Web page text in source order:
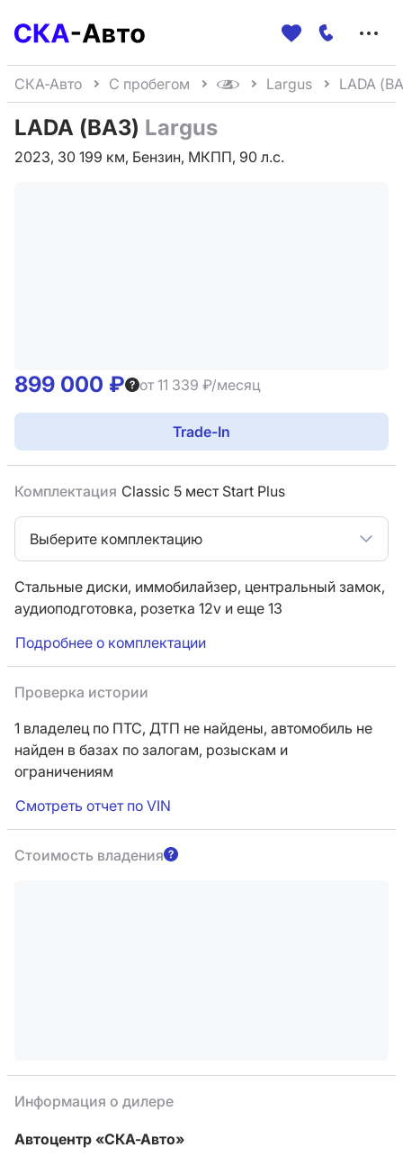
СКА-Авто С пробегом Largus LADA
LADA (ВАЗ) Largus
2023, 30 199 км, Бензин, МКПП, 90 л.с.
899 000 ₽ от 11 339 ₽/месяц
Trade-In
Комплектация Classic 5 мест Start Plus
Выберите комплектацию
Стальные диски, иммобилайзер, центральный замок,
аудиоподготовка, розетка 12v и еще 13
Подробнее о комплектации
Проверка истории
1 владелец по ПТС, ДТП не найдены, автомобиль не
найден в базах по залогам, розыскам и
ограничениям
Смотреть отчет по VIN
Стоимость владения
Информация о дилере
Автоцентр «СКА-Авто»